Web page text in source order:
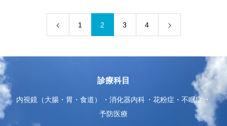
1 2 3 4
診療科目
内視鏡（大腸・胃・食道） 消化器内科
花粉症・不眠症
予防医療